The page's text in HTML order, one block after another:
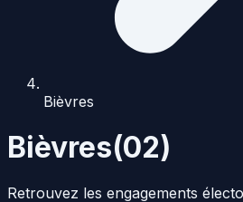
Bièvres
Bièvres(02)
Retrouvez les engagements